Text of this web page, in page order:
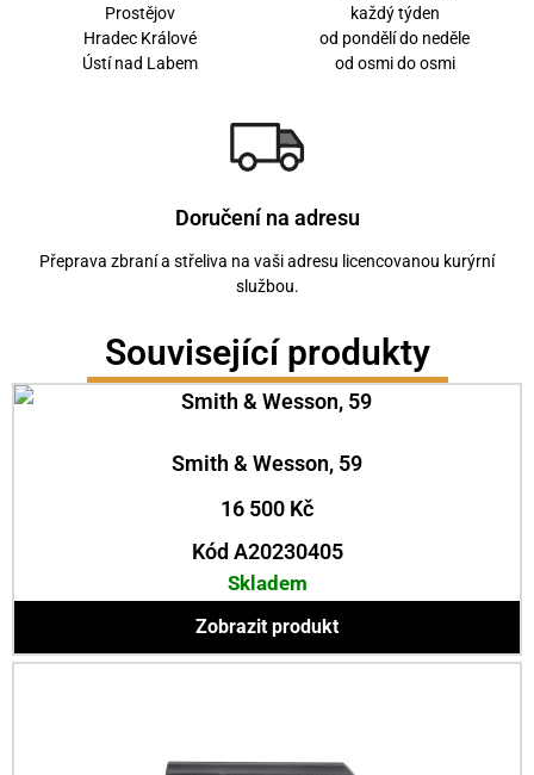
Prostějov
Hradec Králové
Ústí nad Labem
každý týden
od pondělí do neděle
od osmi do osmi
Doručení na adresu
Přeprava zbraní a střeliva na vaši adresu licencovanou kurýrní
službou.
Související produkty
Smith & Wesson, 59
16 500 Kč
Kód A20230405
Skladem
Zobrazit produkt